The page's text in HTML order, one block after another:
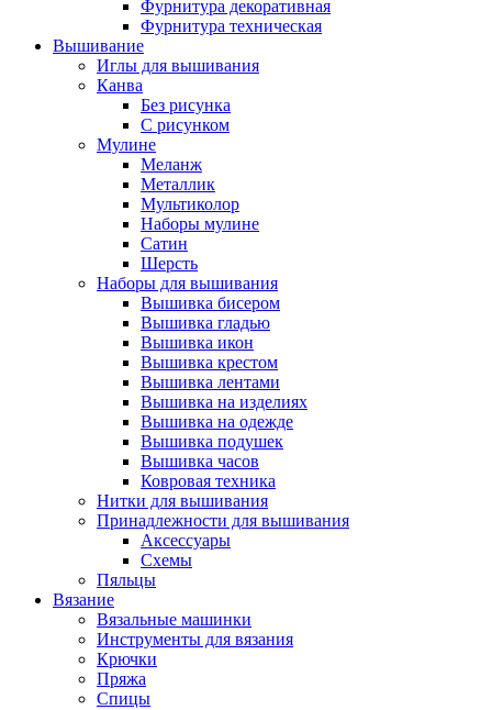
Фурнитура декоративная
Фурнитура техническая
Вышивание
Иглы для вышивания
Канва
Без рисунка
С рисунком
Мулине
Меланж
Металлик
Мультиколор
Наборы мулине
Сатин
Шерсть
Наборы для вышивания
Вышивка бисером
Вышивка гладью
Вышивка икон
Вышивка крестом
Вышивка лентами
Вышивка на изделиях
Вышивка на одежде
Вышивка подушек
Вышивка часов
Ковровая техника
Нитки для вышивания
Принадлежности для вышивания
Аксессуары
Схемы
Пяльцы
Вязание
Вязальные машинки
Инструменты для вязания
Крючки
Пряжа
Спицы